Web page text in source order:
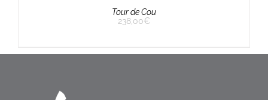
Tour de Cou
238,00€